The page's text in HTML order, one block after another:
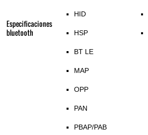
Especificaciones
bluetooth
HID
HSP
BT LE
MAP
OPP
PAN
PBAP/PAB